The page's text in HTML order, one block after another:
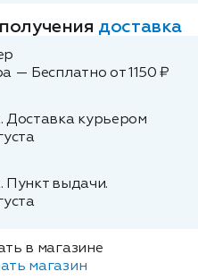
доставка
— Бесплатно от 1150 ₽
Доставка курьером
Пункт выдачи.
в магазине
магазин